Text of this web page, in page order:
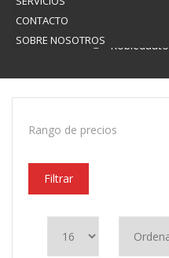
CONTACTO
SOBRE NOSOTROS Robledauto
Rango de precios
Filtrar